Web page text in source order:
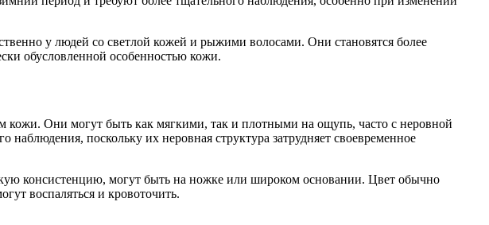
у людей со светлой кожей и рыжими волосами. Они становятся более
обусловленной особенностью кожи.
Они могут быть как мягкими, так и плотными на ощупь, часто с неровной
поскольку их неровная структура затрудняет своевременное
консистенцию, могут быть на ножке или широком основании. Цвет обычно
воспаляться и кровоточить.